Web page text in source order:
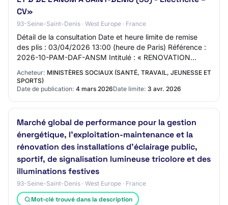
CV»
93-Seine-Saint-Denis · West Europe · France
Détail de la consultation Date et heure limite de remise
des plis : 03/04/2026 13:00 (heure de Paris) Référence :
2026-10-PAM-DAF-ANSM Intitulé : « RENOVATION
ENERGETIQUE DES BATIMENTS B, C ET D DE L…
Acheteur: MINISTÈRES SOCIAUX (SANTÉ, TRAVAIL, JEUNESSE ET
SPORTS)
Date de publication: 4 mars 2026Date limite: 3 avr. 2026
Marché global de performance pour la gestion
énergétique, l’exploitation-maintenance et la
rénovation des installations d’éclairage public,
sportif, de signalisation lumineuse tricolore et des
illuminations festives
93-Seine-Saint-Denis · West Europe · France
Mot-clé trouvé dans la description